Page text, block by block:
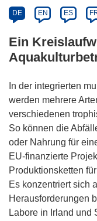
DE EN ES
Ein
In der integrierten
werden mehrere
verschiedenen
So können die
oder Nahrung für
EU-finanzierte
Produktionsketten
Es konzentriert sich
Herausforderungen
Labore in Irland und